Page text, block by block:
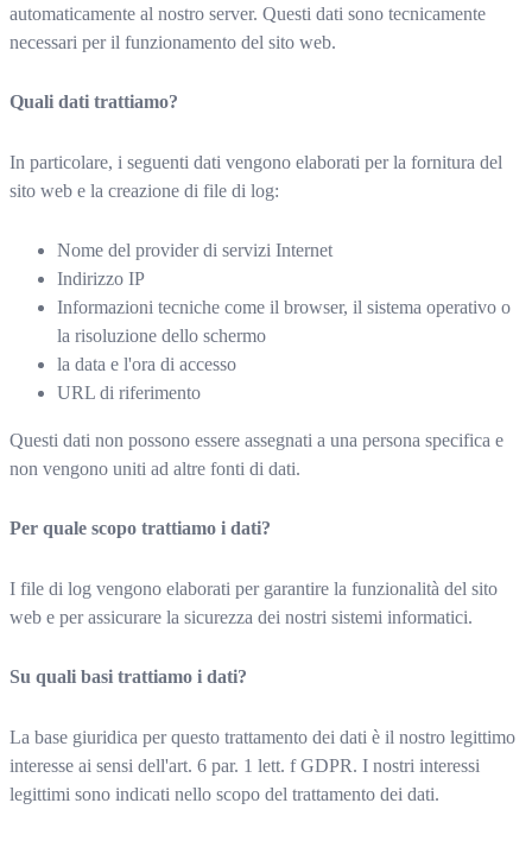
automaticamente al nostro server. Questi dati sono tecnicamente
necessari per il funzionamento del sito web.
Quali dati trattiamo?
In particolare, i seguenti dati vengono elaborati per la fornitura del
sito web e la creazione di file di log:
Nome del provider di servizi Internet
Indirizzo IP
Informazioni tecniche come il browser, il sistema operativo o
la risoluzione dello schermo
la data e l'ora di accesso
URL di riferimento
Questi dati non possono essere assegnati a una persona specifica e
non vengono uniti ad altre fonti di dati.
Per quale scopo trattiamo i dati?
I file di log vengono elaborati per garantire la funzionalità del sito
web e per assicurare la sicurezza dei nostri sistemi informatici.
Su quali basi trattiamo i dati?
La base giuridica per questo trattamento dei dati è il nostro legittimo
interesse ai sensi dell'art. 6 par. 1 lett. f GDPR. I nostri interessi
legittimi sono indicati nello scopo del trattamento dei dati.